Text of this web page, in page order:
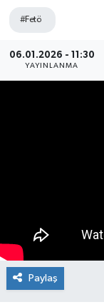
#Fetö
06.01.2026 - 11:30
YAYINLANMA
Paylaş
Ekonomi
Kültür-
Teknoloji